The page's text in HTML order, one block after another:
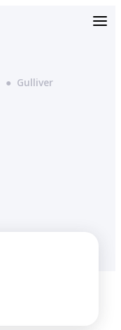
● Gulliver